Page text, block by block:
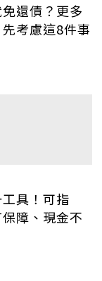
還債？更多
考慮這8件事
具！可指
障、現金不